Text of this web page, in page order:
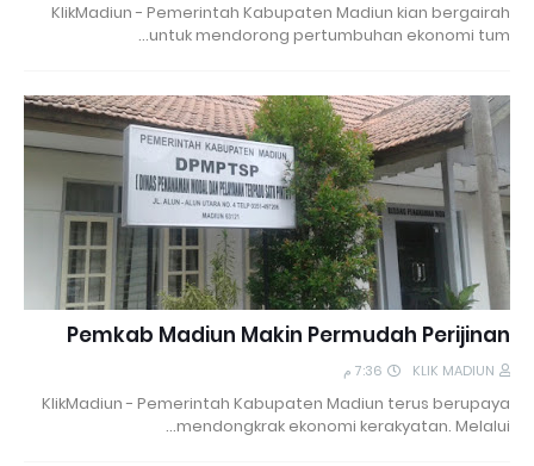
KlikMadiun - Pemerintah Kabupaten Madiun kian bergairah
untuk mendorong pertumbuhan ekonomi tum…
Pemkab Madiun Makin Permudah Perijinan
KLIK MADIUN 7:36 م
KlikMadiun - Pemerintah Kabupaten Madiun terus berupaya
mendongkrak ekonomi kerakyatan. Melalui…